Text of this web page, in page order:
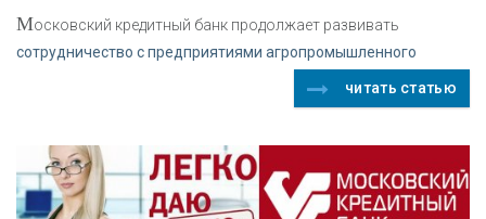
Московский кредитный банк продолжает развивать
сотрудничество с предприятиями агропромышленного
читать статью